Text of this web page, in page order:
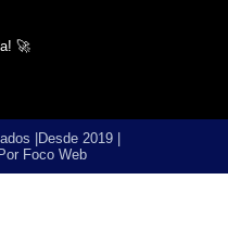
🚀
|
Desde 2019 |
Foco Web